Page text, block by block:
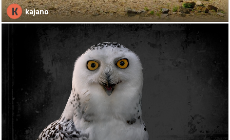
K kajano